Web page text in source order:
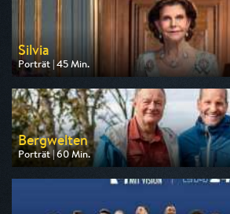
Silvia
Porträt | 45 Min.
Ausgestrahlt von Phoenix
am 12.08.2026, 23:45
Bergwelten
Porträt | 60 Min.
Ausgestrahlt von DF1
am 09.08.2026, 23:15